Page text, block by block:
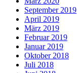
September 2019
April 2019
März 2019
Februar 2019
Januar 2019
Oktober 2018
Juli 2018